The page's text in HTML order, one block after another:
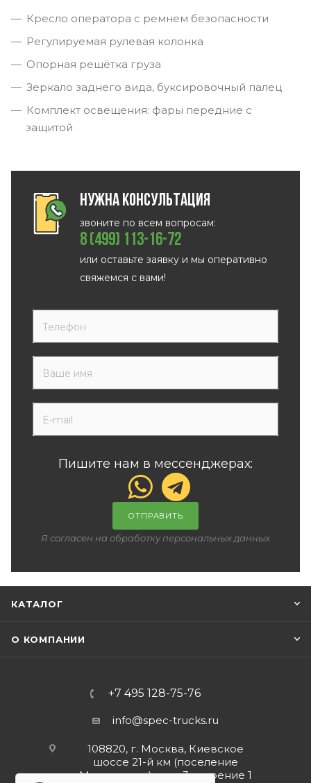
Кресло оператора с ремнем безопасности
Регулируемая рулевая колонка
Опорная решётка груза
Зеркало заднего вида, буксировочный палец
Комплект освещения: фары передние с
защитой
Нужна консультация
звоните по всем вопросам:
8 (499) 113-16-72
или оставьте заявку и мы оперативно
свяжемся с вами!
Пишите нам в мессенджерах:
ОТПРАВИТЬ
Я согласен на обработку персональных данных
КАТАЛОГ
О КОМПАНИИ
+7 495 128-75-76
info@spec-trucks.ru
108820, г. Москва, Киевское
шоссе 21-й км (поселение
Мосрентген), дом 3 строение 1